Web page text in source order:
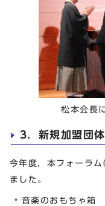
松本会長によ
3．新規加盟団
今年度，本フォーラ
ました。
音楽のおもちゃ箱